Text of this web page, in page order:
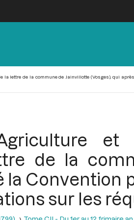
la lettre de la commune de Jainvillotte (Vosges), qui
de la
la Convention
sur les